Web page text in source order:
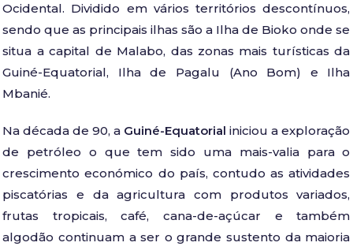
Ocidental. Dividido em vários territórios descontínuos,
sendo que as principais ilhas são a Ilha de Bioko onde se
situa a capital de Malabo, das zonas mais turísticas da
Guiné-Equatorial, Ilha de Pagalu (Ano Bom) e Ilha
Mbanié.
Na década de 90, a Guiné-Equatorial iniciou a exploração
de petróleo o que tem sido uma mais-valia para o
crescimento económico do país, contudo as atividades
piscatórias e da agricultura com produtos variados,
frutas tropicais, café, cana-de-açúcar e também
algodão continuam a ser o grande sustento da maioria